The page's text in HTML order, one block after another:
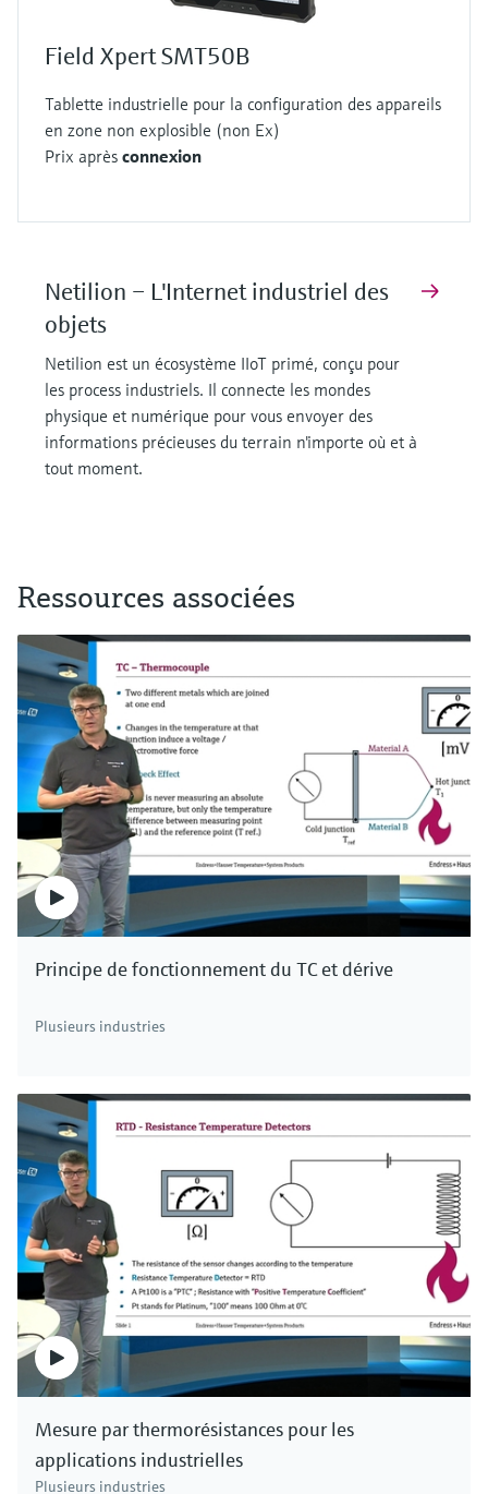
Field Xpert SMT50B
Tablette industrielle pour la configuration des appareils
en zone non explosible (non Ex)
Prix après connexion
Netilion – L'Internet industriel des
objets
Netilion est un écosystème IIoT primé, conçu pour
les process industriels. Il connecte les mondes
physique et numérique pour vous envoyer des
informations précieuses du terrain n'importe où et à
tout moment.
Ressources associées
Principe de fonctionnement du TC et dérive
Plusieurs industries
Mesure par thermorésistances pour les
applications industrielles
Plusieurs industries